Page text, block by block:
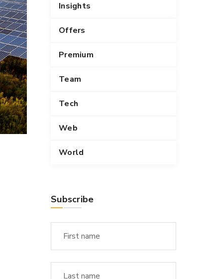
Insights
Offers
Premium
Team
Tech
Web
World
Subscribe